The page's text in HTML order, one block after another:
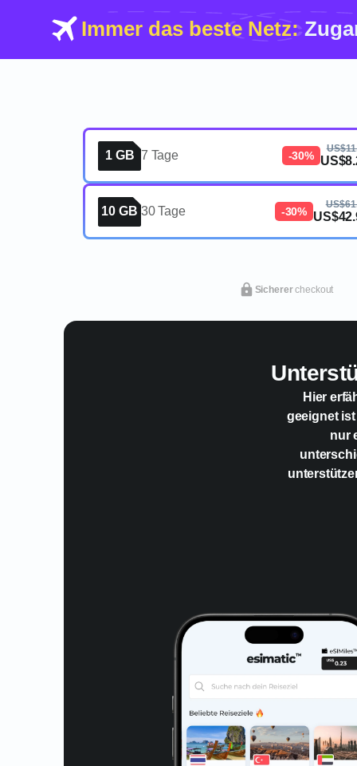
Immer das beste Netz:
1 GB 7 Tage -30%
10 GB 30 Tage -30%
Sicherercheckout
Hier
geeignet
nur